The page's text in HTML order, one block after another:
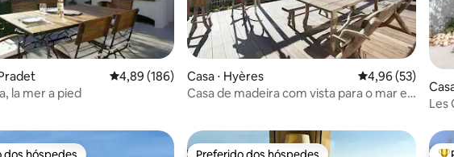
de 5, 121 avaliações4,89 de uma avaliação média de 5, 186 avaliações
4,89 (186)
la mer a pied
Casa ⋅ Hyères 4,96 de uma
4,96 (53)
Casa de madeira com vista para o mar e
Les